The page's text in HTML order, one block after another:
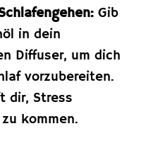
Gib
in dein
Diffuser, um dich
vorzubereiten.
dir, Stress
kommen.